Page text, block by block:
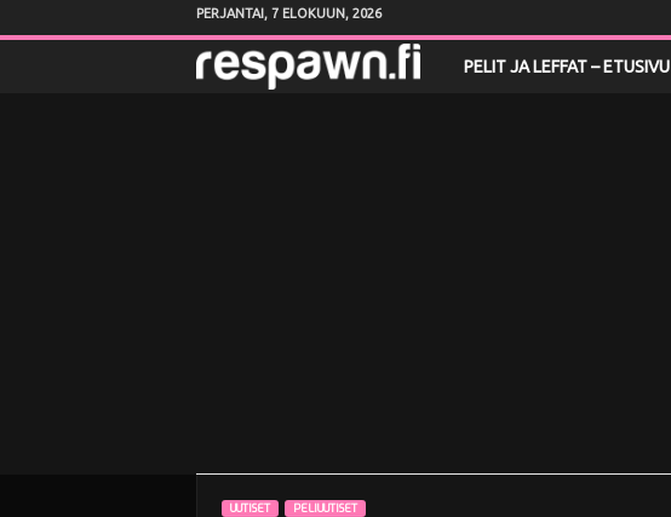
PERJANTAI, 7 ELOKUUN, 2026
PELIT JA LEFFAT – ETUSIVU
UUTISET PELIUUTISET